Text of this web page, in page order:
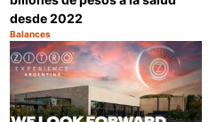
Compartir
desde 2022
Categoría:
Balances